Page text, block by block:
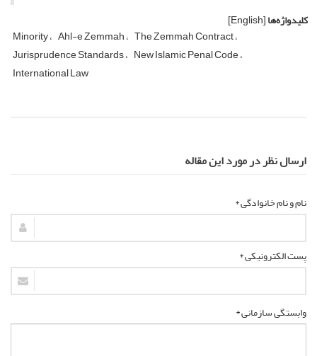
کلیدواژه‌ها[English]
Minority Ahl-e Zemmah The Zemmah Contract
Jurisprudence Standards New Islamic Penal Code
International Law
ارسال نظر در مورد این مقاله
نام و نام خانوادگی *
پست الکترونیکی *
وابستگی سازمانی *